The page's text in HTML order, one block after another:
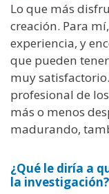
Lo que más
creación. Para
experiencia, y
que pueden
muy
profesional de
más o menos
madurando,
¿Qué le diría a
la investigación?